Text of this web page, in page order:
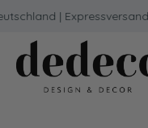
Hauptinhalt springen
Zur Suche springen
Zur Hauptnavigation
| Expressversand